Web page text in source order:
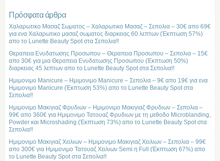
Πρόσφατα άρθρα
Χαλαρωτικο Μασαζ Σωματος – Χαλαρωτικο Μασαζ – Σεπολια – 30€ απο 69€
για ενα Χαλαρωτικο μασαζ σωματος διαρκειας 60 λεπτων (Έκπτωση 57%)
απο το Lunette Beauty Spot στα Σεπολια!!
Θεραπεια Ενυδατωσης Προσωπου – Θεραπεια Προσωπου – Σεπολια – 15€
απο 30€ για μια Θεραπεια Ενυδατωσης Προσωπου (Έκπτωση 50%)
διαρκειας 45 λεπτων απο το Lunette Beauty Spot στα Σεπολια!!
Ημιμονιμο Manicure – Ημιμονιμο Manicure – Σεπολια – 9€ απο 19€ για ενα
Ημιμονιμο Manicure (Έκπτωση 53%) απο το Lunette Beauty Spot στα
Σεπολια!!
Ημιμονιμο Μακιγιαζ Φρυδιων – Ημιμονιμο Μακιγιαζ Φρυδιων – Σεπολια –
99€ απο 360€ για Ημιμονιμο Τατουαζ Φρυδιων με τη μεθοδο Microblanding,
Powder και Microshading (Έκπτωση 73%) απο το Lunette Beauty Spot στα
Σεπολια!!
Ημιμονιμο Μακιγιαζ Χειλιων – Ημιμονιμο Μακιγιαζ Χειλιων – Σεπολια – 99€
απο 300€ για Ημιμονιμο Τατουαζ Χειλιων Semi η Full (Έκπτωση 67%) απο
το Lunette Beauty Spot στα Σεπολια!!